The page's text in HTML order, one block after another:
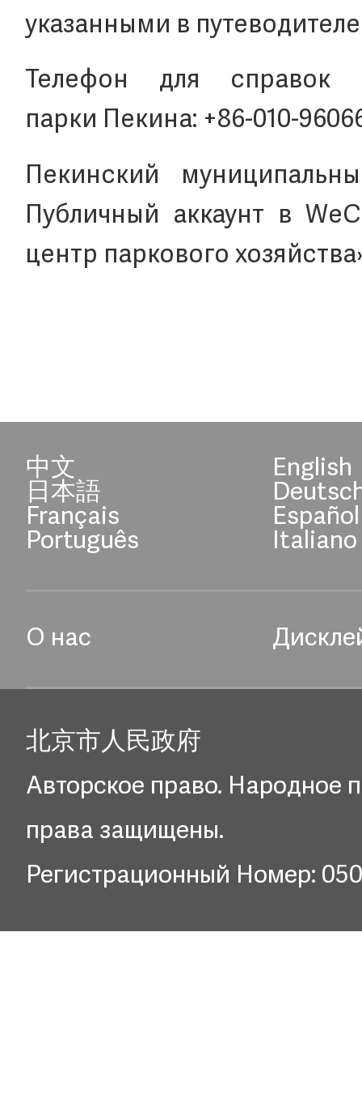
указанными в
Телефон для
парки Пекина: +86-010-
Пекинский
Публичный аккаунт в
центр паркового
中文 English
日本語
Français Español
Português Italiano
О нас
北京市人民政府
Авторское право. Народное
права защищены.
Регистрационный Номер: